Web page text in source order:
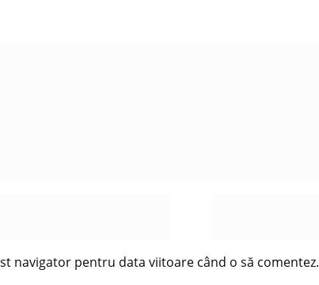
navigator pentru data viitoare când o să comentez.